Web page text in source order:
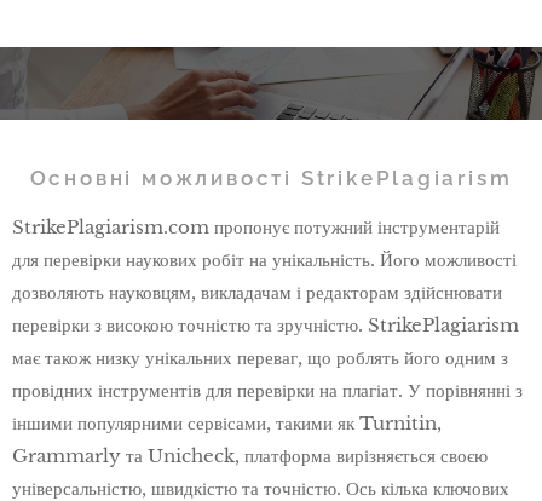
Основні можливості StrikePlagiarism
StrikePlagiarism.com пропонує потужний інструментарій
для перевірки наукових робіт на унікальність. Його можливості
дозволяють науковцям, викладачам і редакторам здійснювати
перевірки з високою точністю та зручністю. StrikePlagiarism
має також низку унікальних переваг, що роблять його одним з
провідних інструментів для перевірки на плагіат. У порівнянні з
іншими популярними сервісами, такими як Turnitin,
Grammarly та Unicheck, платформа вирізняється своєю
універсальністю, швидкістю та точністю. Ось кілька ключових